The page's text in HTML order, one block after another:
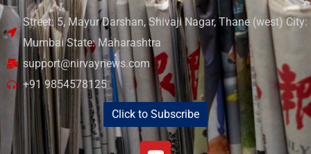
Street: 5, Mayur Darshan, Shivaji Nagar, Thane (west) City:
Mumbai State: Maharashtra
support@nirvaynews.com
+91 9854578125
Click to Subscribe